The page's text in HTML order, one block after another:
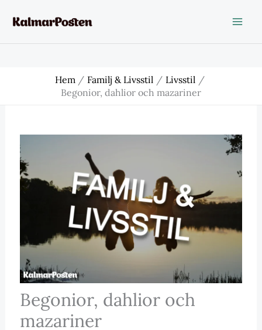
Hem Familj & Livsstil
Livsstil
Begonior, dahlior och mazariner
Begonior, dahlior och
mazariner